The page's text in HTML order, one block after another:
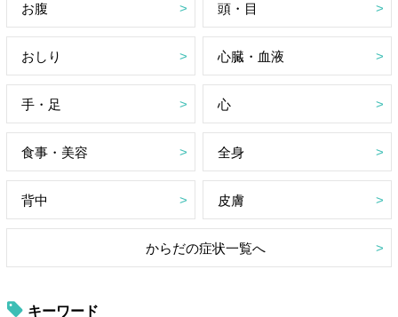
お腹 頭・目
おしり 心臓・血液
手・足 心
食事・美容 全身
背中 皮膚
からだの症状一覧へ
キーワード